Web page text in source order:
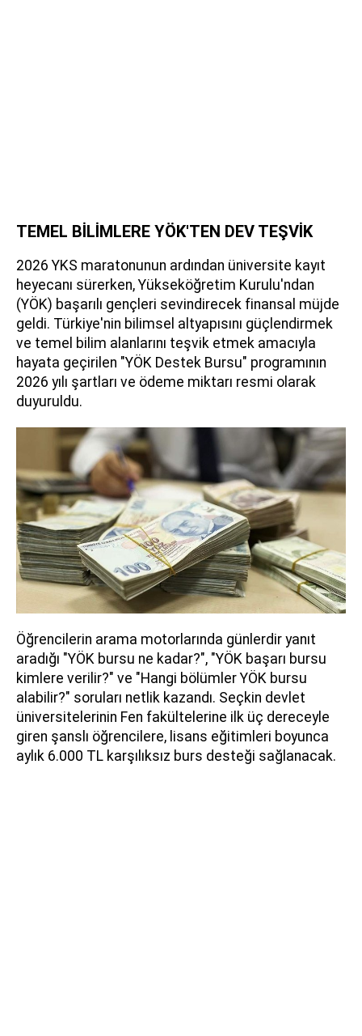
TEMEL BİLİMLERE YÖK'TEN DEV TEŞVİK
2026 YKS maratonunun ardından üniversite kayıt
heyecanı sürerken, Yükseköğretim Kurulu'ndan
(YÖK) başarılı gençleri sevindirecek finansal müjde
geldi. Türkiye'nin bilimsel altyapısını güçlendirmek
ve temel bilim alanlarını teşvik etmek amacıyla
hayata geçirilen "YÖK Destek Bursu" programının
2026 yılı şartları ve ödeme miktarı resmi olarak
duyuruldu.
Öğrencilerin arama motorlarında günlerdir yanıt
aradığı "YÖK bursu ne kadar?", "YÖK başarı bursu
kimlere verilir?" ve "Hangi bölümler YÖK bursu
alabilir?" soruları netlik kazandı. Seçkin devlet
üniversitelerinin Fen fakültelerine ilk üç dereceyle
giren şanslı öğrencilere, lisans eğitimleri boyunca
aylık 6.000 TL karşılıksız burs desteği sağlanacak.